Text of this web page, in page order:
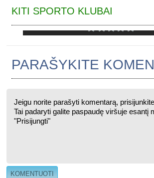
KITI SPORTO KLUBAI
PARAŠYKITE